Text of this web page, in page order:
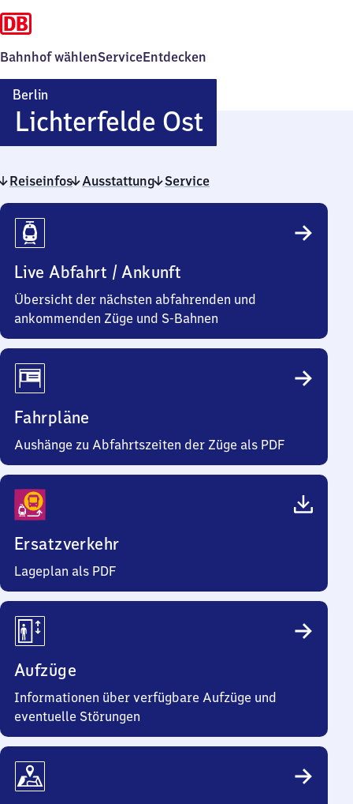
Bahnhof wählenServiceEntdecken
Berlin
Lichterfelde OstBerlin-
Lichterfelde
Ost
Reiseinfos Ausstattung Service
Reiseinfos
Live Abfahrt / Ankunft
Übersicht der nächsten abfahrenden und
ankommenden Züge und S-Bahnen
Fahrpläne
Aushänge zu Abfahrtszeiten der Züge als PDF
Ersatzverkehr
Lageplan als PDF
Aufzüge
Informationen über verfügbare Aufzüge und
eventuelle Störungen